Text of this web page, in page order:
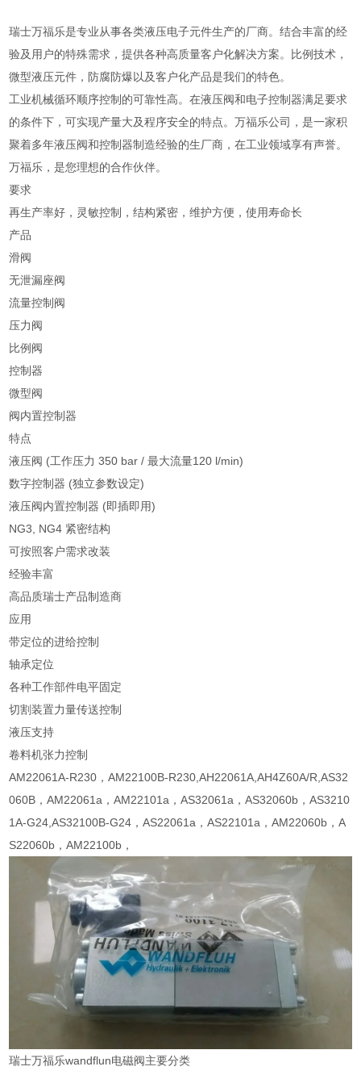
瑞士万福乐是专业从事各类液压电子元件生产的厂商。结合丰富的经
验及用户的特殊需求，提供各种高质量客户化解决方案。比例技术，
微型液压元件，防腐防爆以及客户化产品是我们的特色。
工业机械循环顺序控制的可靠性高。在液压阀和电子控制器满足要求
的条件下，可实现产量大及程序安全的特点。万福乐公司，是一家积
聚着多年液压阀和控制器制造经验的生厂商，在工业领域享有声誉。
万福乐，是您理想的合作伙伴。
要求
再生产率好，灵敏控制，结构紧密，维护方便，使用寿命长
产品
滑阀
无泄漏座阀
流量控制阀
压力阀
比例阀
控制器
微型阀
阀内置控制器
特点
液压阀 (工作压力 350 bar / 最大流量120 l/min)
数字控制器 (独立参数设定)
液压阀内置控制器 (即插即用)
NG3, NG4 紧密结构
可按照客户需求改装
经验丰富
高品质瑞士产品制造商
应用
带定位的进给控制
轴承定位
各种工作部件电平固定
切割装置力量传送控制
液压支持
卷料机张力控制
AM22061A-R230，AM22100B-R230,AH22061A,AH4Z60A/R,AS32
060B，AM22061a，AM22101a，AS32061a，AS32060b，AS3210
1A-G24,AS32100B-G24，AS22061a，AS22101a，AM22060b，A
S22060b，AM22100b，
瑞士万福乐wandflun电磁阀主要分类